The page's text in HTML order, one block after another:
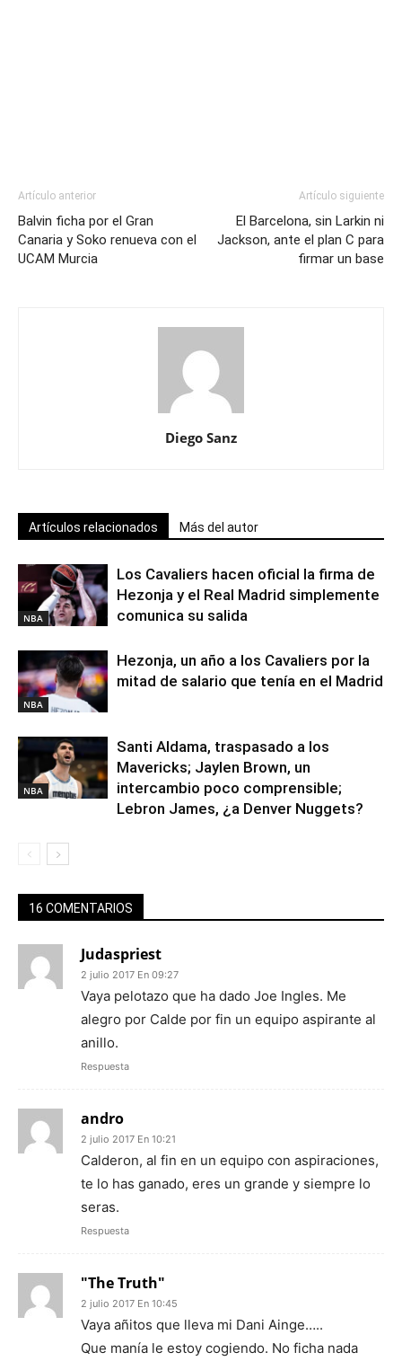
Artículo anterior
Balvin ficha por el Gran
Canaria y Soko renueva con el
UCAM Murcia
Artículo siguiente
El Barcelona, sin Larkin ni
Jackson, ante el plan C para
firmar un base
Diego Sanz
Artículos relacionados Más del autor
NBA
Los Cavaliers hacen oficial la firma de
Hezonja y el Real Madrid simplemente
comunica su salida
NBA
Hezonja, un año a los Cavaliers por la
mitad de salario que tenía en el Madrid
NBA
Santi Aldama, traspasado a los
Mavericks; Jaylen Brown, un
intercambio poco comprensible;
Lebron James, ¿a Denver Nuggets?
16 COMENTARIOS
Judaspriest
2 julio 2017 En 09:27
Vaya pelotazo que ha dado Joe Ingles. Me
alegro por Calde por fin un equipo aspirante al
anillo.
Respuesta
andro
2 julio 2017 En 10:21
Calderon, al fin en un equipo con aspiraciones,
te lo has ganado, eres un grande y siempre lo
seras.
Respuesta
"The Truth"
2 julio 2017 En 10:45
Vaya añitos que lleva mi Dani Ainge…..
Que manía le estoy cogiendo. No ficha nada